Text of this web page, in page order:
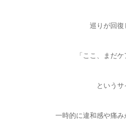
巡りが回復
「ここ、まだ
というサ
一時的に違和感や痛み